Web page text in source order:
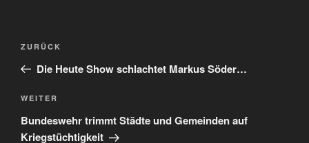
Beitragsnavigation
Vorheriger
Beitrag
ZURÜCK
Die Heute Show schlachtet Markus Söder…
Nächster
Beitrag
WEITER
Bundeswehr trimmt Städte und Gemeinden auf
Kriegstüchtigkeit